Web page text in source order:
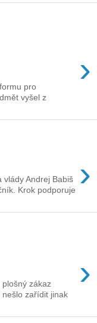
›
pro
vyšel z
›
Andrej Babiš
Krok podporuje
›
zákaz
zařídit jinak